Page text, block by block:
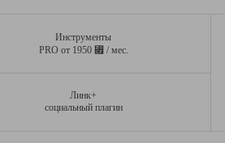
Инструменты
PRO от 1950 ⃏ / мес.
Линк+
социальный плагин